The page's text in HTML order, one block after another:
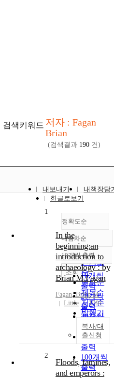
검색키워드 저자 : Fagan
Brian
(검색결과 190 건)
내보내기
내책장담
한글로보기
정확도순
정확도
순
인기도
순
연도순
제목순
저자순
발행기
관순
내림차순
내림차순
10개씩 출력
10개씩
출력
20개씩
출력
30개씩
출력
50개씩
출력
100개씩
출력
조회
1
In the
beginning:an
introduction to
archaeology : by
Brian M.Fagan
Fagan,BrianM
Little
1991
복사/대
출신청
2
Floods, famines,
and emperors :